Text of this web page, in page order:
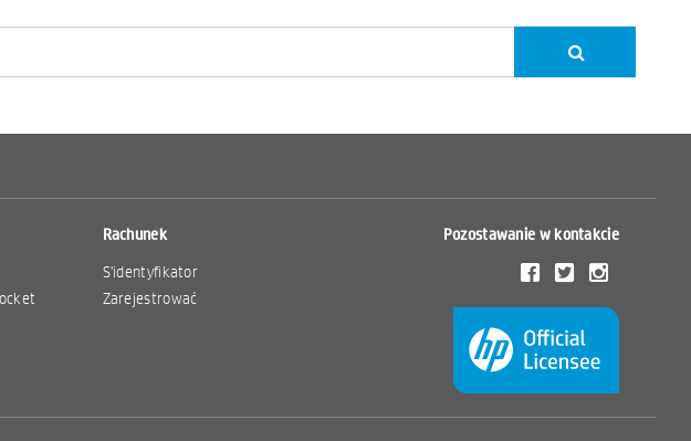
Rachunek
S'identyfikator
Zarejestrować
Pozostawanie w kontakcie